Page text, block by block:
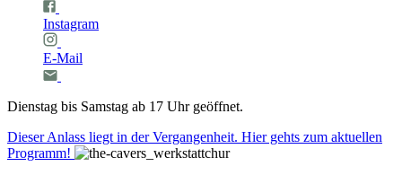
Instagram
E-Mail
Dienstag bis Samstag ab 17 Uhr geöffnet.
Dieser Anlass liegt in der Vergangenheit. Hier gehts zum aktuellen
Programm!